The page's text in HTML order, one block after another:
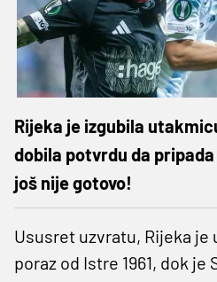
Rijeka je izgubila
dobila potvrdu da
još nije gotovo!
Ususret uzvratu, Rijeka je
poraz od Istre 1961, dok je